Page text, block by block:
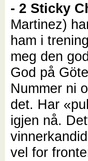
- 2 Sticky
Martinez)
ham i
meg den
God på
Nummer ni
det. Har
igjen nå.
vel for